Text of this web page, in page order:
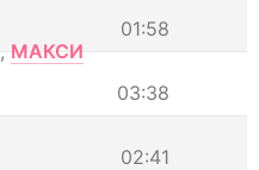
01:58
, МАКСИ
03:38
02:41